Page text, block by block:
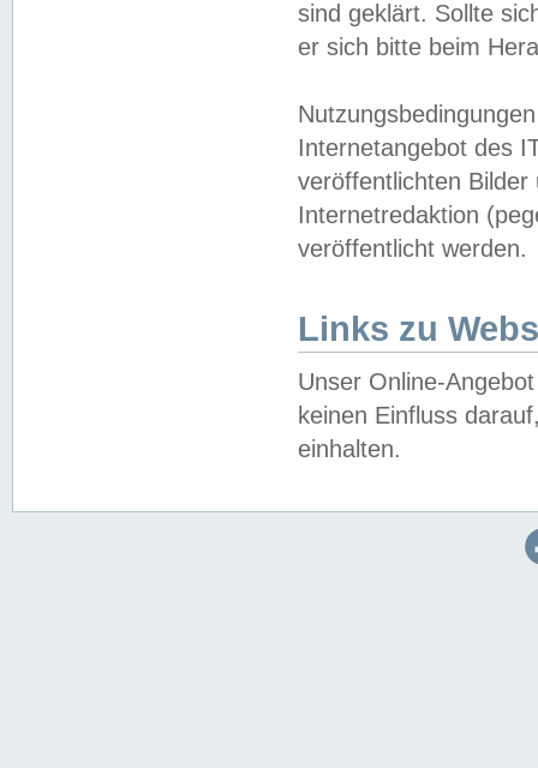
sind geklärt. Sollte
er sich bitte beim
Internetangebot des
veröffentlichten
Internetredaktion
veröffentlicht werden.
Links zu
Unser Online-
keinen Einfluss
einhalten.